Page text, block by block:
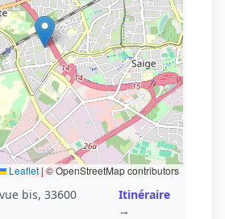
Leaflet | © OpenStreetMap contributors
bis, 33600
Itinéraire
→